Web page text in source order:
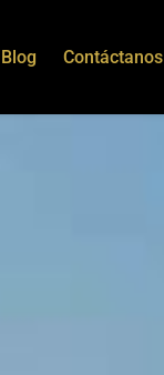
Blog Contáctanos